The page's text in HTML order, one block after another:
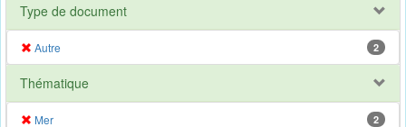
Type de document
Autre 2
Thématique
Mer 2